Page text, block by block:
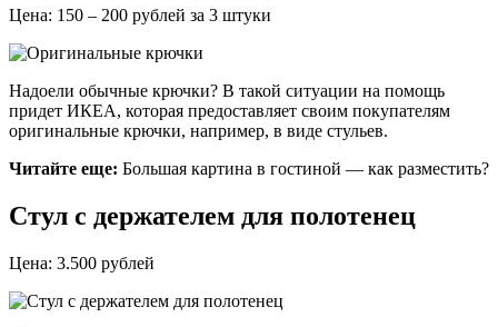
Цена: 150 – 200 рублей за 3 штуки
Надоели обычные крючки? В такой ситуации на помощь
придет ИКЕА, которая предоставляет своим покупателям
оригинальные крючки, например, в виде стульев.
Читайте еще: Большая картина в гостиной — как разместить?
Стул с держателем для полотенец
Цена: 3.500 рублей